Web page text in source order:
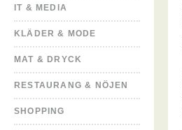
IT & MEDIA
KLÄDER & MODE
MAT & DRYCK
RESTAURANG & NÖJEN
SHOPPING